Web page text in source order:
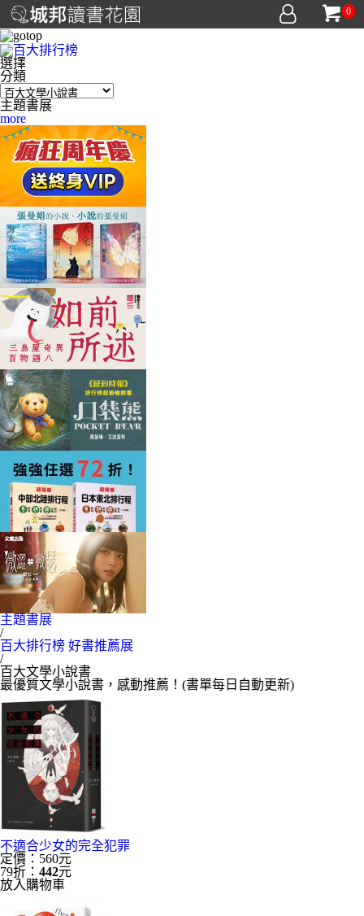
0
選擇
分類
主題書展
more
主題書展
/
百大排行榜 好書推薦展
/
百大文學小說書
最優質文學小說書，感動推薦！(書單每日自動更新)
不適合少女的完全犯罪
定價：560元
79折： 442元
放入購物車